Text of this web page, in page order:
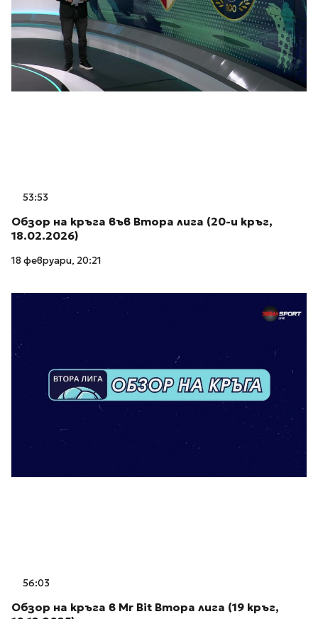
53:53
Обзор на кръга във Втора лига (20-и кръг,
18.02.2026)
18 февруари, 20:21
56:03
Обзор на кръга в Mr Bit Втора лига (19 кръг,